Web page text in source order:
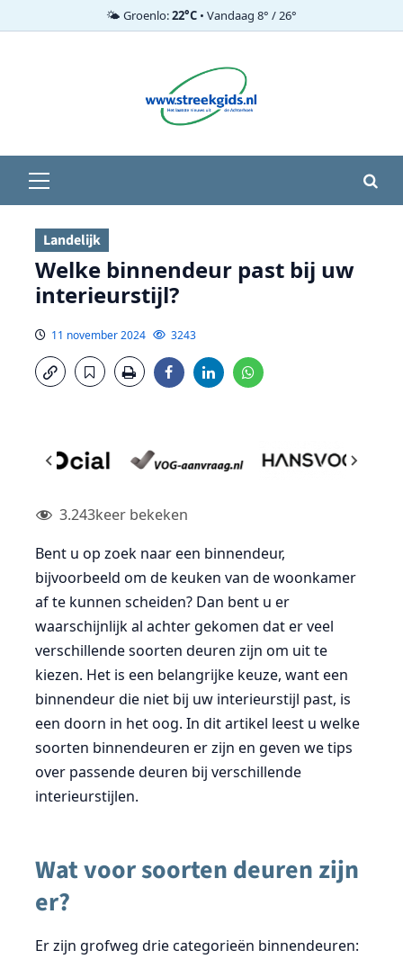
🌤️ Groenlo:22°C • Vandaag 8° / 26°
menu
Landelijk
Welke binnendeur past bij uw
interieurstijl?
11 november 2024 3243
3.243keer bekeken
Bent u op zoek naar een binnendeur,
bijvoorbeeld om de keuken van de woonkamer
af te kunnen scheiden? Dan bent u er
waarschijnlijk al achter gekomen dat er veel
verschillende soorten deuren zijn om uit te
kiezen. Het is een belangrijke keuze, want een
binnendeur die niet bij uw interieurstijl past, is
een doorn in het oog. In dit artikel leest u welke
soorten binnendeuren er zijn en geven we tips
over passende deuren bij verschillende
interieurstijlen.
Wat voor soorten deuren zijn
er?
Er zijn grofweg drie categorieën binnendeuren: